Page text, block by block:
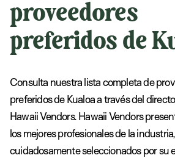
proveedores
preferidos de
Consulta nuestra lista completa de
preferidos de Kualoa a través del
Hawaii Vendors. Hawaii Vendors
los mejores profesionales de la industria,
cuidadosamente seleccionados por su